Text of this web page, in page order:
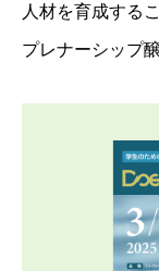
人材を育成する
プレナーシップ